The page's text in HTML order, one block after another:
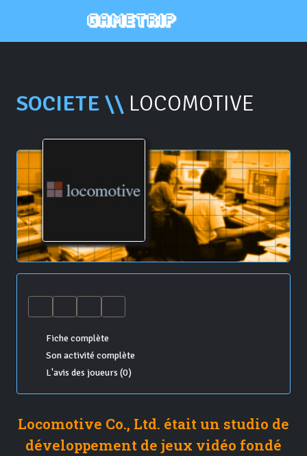
SOCIETE \\ LOCOMOTIVE
Fiche complète
Son activité complète
L'avis des joueurs (0)
Locomotive Co., Ltd. était un studio de
développement de jeux vidéo fondé